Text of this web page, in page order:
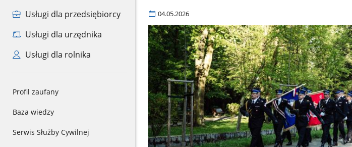
Usługi dla przedsiębiorcy
Usługi dla urzędnika
Usługi dla rolnika
Profil zaufany
Baza wiedzy
Serwis Służby Cywilnej
04.05.2026